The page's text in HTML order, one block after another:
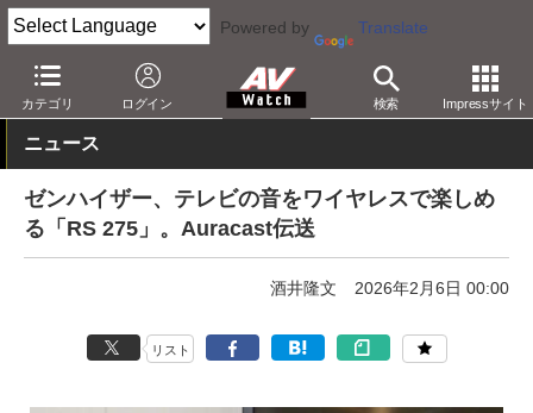
Powered by Translate
カテゴリ ログイン 検索 Impressサイト
AV Watch 製品 ヘッドフォン ゼンハイザー
ニュース
ゼンハイザー、テレビの音をワイヤレスで楽しめ
る「RS 275」。Auracast伝送
酒井隆文 2026年2月6日 00:00
リスト